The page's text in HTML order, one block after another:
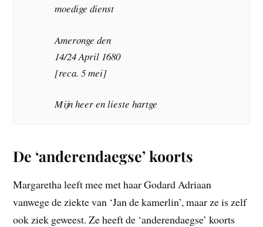
moedige dienst
Ameronge den
14/24 April 1680
[reca. 5 mei]
Mijn heer en lieste hartge
De ‘anderendaegse’ koorts
Margaretha leeft mee met haar Godard Adriaan
vanwege de ziekte van ‘Jan de kamerlin’, maar ze is zelf
ook ziek geweest. Ze heeft de ‘anderendaegse’ koorts